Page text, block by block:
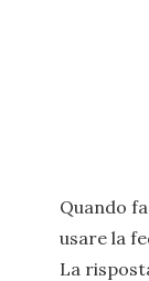
Quando
usare la
La